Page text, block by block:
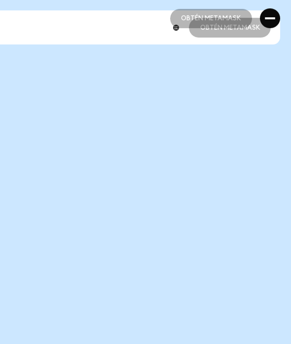
OBTÉN METAMASK
OBTÉN METAMASK
OBTÉN METAMASK